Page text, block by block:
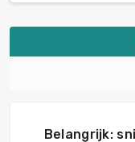
Belangrijk: